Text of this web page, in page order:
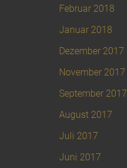
Februar 2018
Januar 2018
Dezember 2017
November 2017
September 2017
August 2017
Juli 2017
Juni 2017